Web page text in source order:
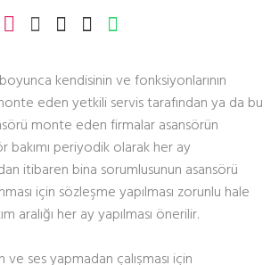
kendisinin ve fonksiyonlarının
eden yetkili servis tarafından ya da bu
monte eden firmalar asansörün
bakımı periyodik olarak her ay
itibaren bina sorumlusunun asansörü
için sözleşme yapılması zorunlu hale
aralığı her ay yapılması önerilir.
ses yapmadan çalışması için